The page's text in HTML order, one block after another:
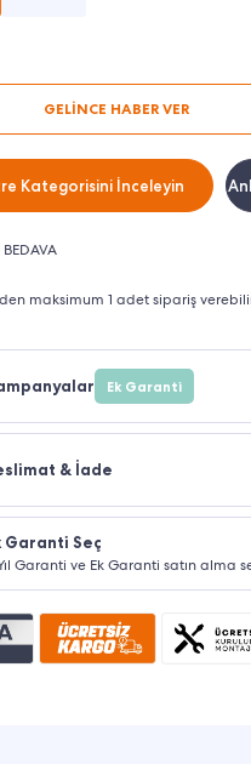
GELİNCE HABER VER
Kategorisini İnceleyin
maksimum 1 adet sipariş
Ek Garanti
& İade
Garanti Seç
Garanti ve Ek Garanti satın alma